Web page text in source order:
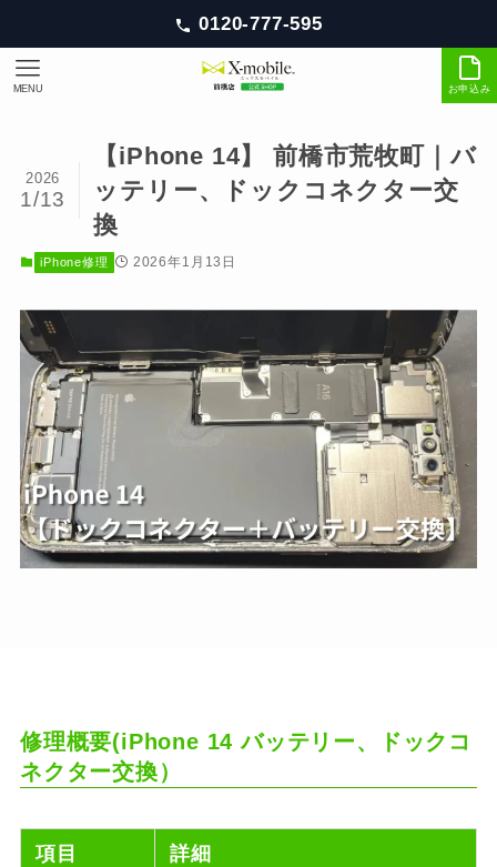
0120-777-595
お申込み
MENU
【iPhone 14】 前橋市荒牧町｜バ
ッテリー、ドックコネクター交
換
2026
1/13
iPhone修理 2026年1月13日
修理概要(iPhone 14 バッテリー、ドックコ
ネクター交換）
項目 詳細